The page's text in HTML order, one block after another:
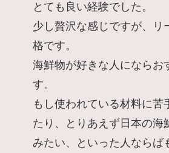
とても良い経験でした。
少し贅沢な感じですが、リ
格です。
海鮮物が好きな人にならお
す。
もし使われている材料に苦
たり、とりあえず日本の海
みたい、といった人ならば